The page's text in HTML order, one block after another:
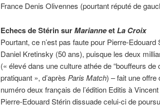
France Denis Olivennes (pourtant réputé de
Echecs de Stérin surMarianneetLa Croix
Pourtant, ce n’est pas faute pour Pierre-
Daniel Kretinsky (50 ans), puisque les deux
(« élevé dans une culture athée de “bouffeurs
pratiquant », d’après Paris Match) – fait une offre
numéro deux français de l’édition Editis à
Pierre-Edouard Stérin dissuade celui-ci de